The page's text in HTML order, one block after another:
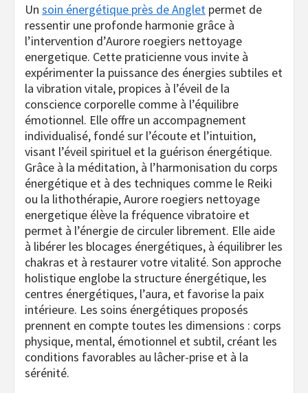
Un soin énergétique près de Anglet permet de
ressentir une profonde harmonie grâce à
l’intervention d’Aurore roegiers nettoyage
energetique. Cette praticienne vous invite à
expérimenter la puissance des énergies subtiles et
la vibration vitale, propices à l’éveil de la
conscience corporelle comme à l’équilibre
émotionnel. Elle offre un accompagnement
individualisé, fondé sur l’écoute et l’intuition,
visant l’éveil spirituel et la guérison énergétique.
Grâce à la méditation, à l’harmonisation du corps
énergétique et à des techniques comme le Reiki
ou la lithothérapie, Aurore roegiers nettoyage
energetique élève la fréquence vibratoire et
permet à l’énergie de circuler librement. Elle aide
à libérer les blocages énergétiques, à équilibrer les
chakras et à restaurer votre vitalité. Son approche
holistique englobe la structure énergétique, les
centres énergétiques, l’aura, et favorise la paix
intérieure. Les soins énergétiques proposés
prennent en compte toutes les dimensions : corps
physique, mental, émotionnel et subtil, créant les
conditions favorables au lâcher-prise et à la
sérénité.